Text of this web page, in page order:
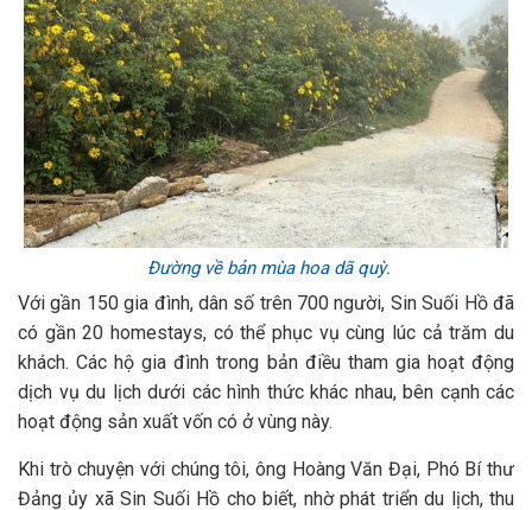
Đường về bản mùa hoa dã quỳ.
Với gần 150 gia đình, dân số trên 700 người, Sin Suối Hồ đã
có gần 20 homestays, có thể phục vụ cùng lúc cả trăm du
khách. Các hộ gia đình trong bản điều tham gia hoạt động
dịch vụ du lịch dưới các hình thức khác nhau, bên cạnh các
hoạt động sản xuất vốn có ở vùng này.
Khi trò chuyện với chúng tôi, ông Hoàng Văn Đại, Phó Bí thư
Đảng ủy xã Sin Suối Hồ cho biết, nhờ phát triển du lịch, thu